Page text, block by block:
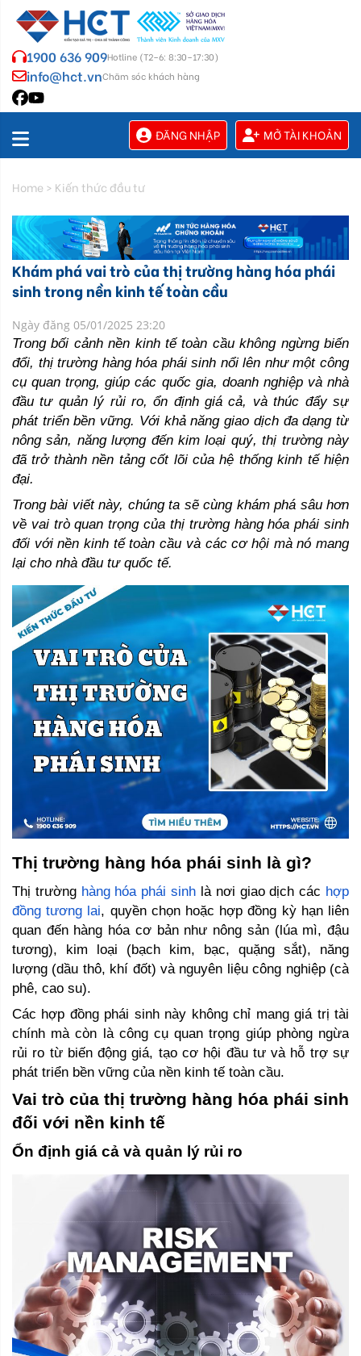
1900 636 909Hotline (T2–6: 8:30–17:30)
info@hct.vnChăm sóc khách hàng
ĐĂNG NHẬP MỞ TÀI KHOẢN
Home > Kiến thức đầu tư
Khám phá vai trò của thị trường hàng hóa phái
sinh trong nền kinh tế toàn cầu
Ngày đăng 05/01/2025 23:20
Trong bối cảnh nền kinh tế toàn cầu không ngừng biến
đổi, thị trường hàng hóa phái sinh nổi lên như một công
cụ quan trọng, giúp các quốc gia, doanh nghiệp và nhà
đầu tư quản lý rủi ro, ổn định giá cả, và thúc đẩy sự
phát triển bền vững. Với khả năng giao dịch đa dạng từ
nông sản, năng lượng đến kim loại quý, thị trường này
đã trở thành nền tảng cốt lõi của hệ thống kinh tế hiện
đại.
Trong bài viết này, chúng ta sẽ cùng khám phá sâu hơn
về vai trò quan trọng của thị trường hàng hóa phái sinh
đối với nền kinh tế toàn cầu và các cơ hội mà nó mang
lại cho nhà đầu tư quốc tế.
Thị trường hàng hóa phái sinh là gì?
Thị trường hàng hóa phái sinh là nơi giao dịch các hợp
đồng tương lai, quyền chọn hoặc hợp đồng kỳ hạn liên
quan đến hàng hóa cơ bản như nông sản (lúa mì, đậu
tương), kim loại (bạch kim, bạc, quặng sắt), năng
lượng (dầu thô, khí đốt) và nguyên liệu công nghiệp (cà
phê, cao su).
Các hợp đồng phái sinh này không chỉ mang giá trị tài
chính mà còn là công cụ quan trọng giúp phòng ngừa
rủi ro từ biến động giá, tạo cơ hội đầu tư và hỗ trợ sự
phát triển bền vững của nền kinh tế toàn cầu.
Vai trò của thị trường hàng hóa phái sinh
đối với nền kinh tế
Ổn định giá cả và quản lý rủi ro